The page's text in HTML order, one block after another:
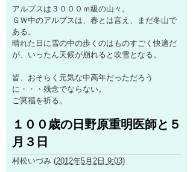
アルプスは３０００ｍ級の山々。
ＧＷ中のアルプスは、春とは言え、まだ冬山で
ある。
晴れた日に雪の中の歩くのはものすごく快適だ
が、いったん天候が崩れると吹雪となる。
皆、おそらく元気な中高年だっただろう
に・・・残念でならない。
ご冥福を祈る。
１００歳の日野原重明医師と５
月３日
村松いづみ (2012年5月2日 9:03)